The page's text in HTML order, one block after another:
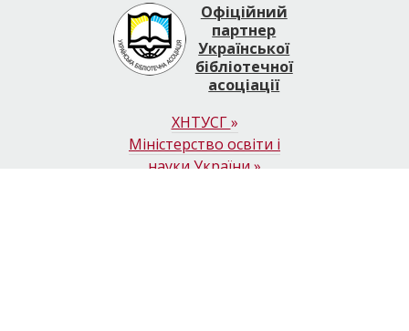
Офіційний
партнер
Української
бібліотечної
асоціації
ХНТУСГ»
Міністерство освіти і
науки України»